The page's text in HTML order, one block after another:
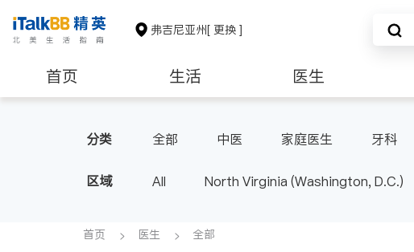
弗吉尼亚州[ 更换 ]
首页 生活 医生
分类 全部 中医 家庭医生 牙科
区域 All North Virginia (Washington, D.C.)
首页 医生 全部